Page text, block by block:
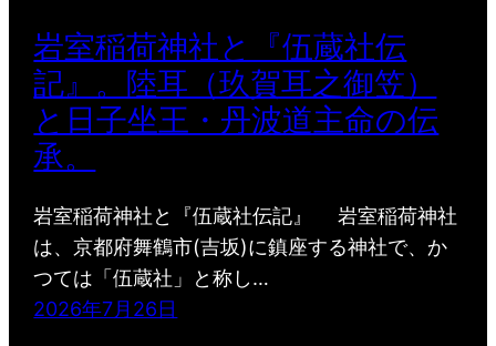
岩室稲荷神社と『伍蔵社伝
記』。陸耳（玖賀耳之御笠）
と日子坐王・丹波道主命の伝
承。
岩室稲荷神社と『伍蔵社伝記』 岩室稲荷神社
は、京都府舞鶴市(吉坂)に鎮座する神社で、か
つては「伍蔵社」と称し…
2026年7月26日